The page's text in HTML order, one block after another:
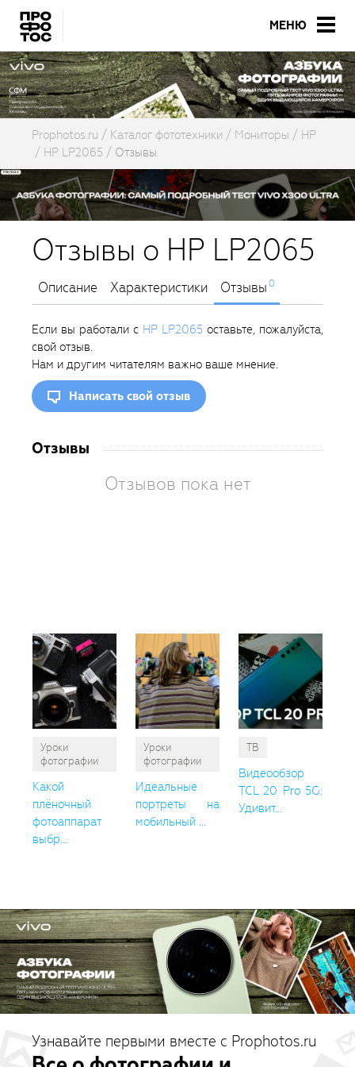
МЕНЮ
Prophotos.ru Каталог фототехники Мониторы
HP
HP LP2065
Отзывы
Отзывы о HP LP2065
Описание Характеристики Отзывы0
Если вы работали с HP LP2065 оставьте, пожалуйста,
свой отзыв.
Нам и другим читателям важно ваше мнение.
Написать свой отзыв
Отзывы
Отзывов пока нет
Уроки
фотографии
Какой
плёночный
фотоаппарат
выбр...
Уроки
фотографии
Идеальные
портреты на
мобильный ...
ТВ
Видеообзор
TCL 20 Pro 5G:
Удивит...
Узнавайте первыми вместе с Prophotos.ru